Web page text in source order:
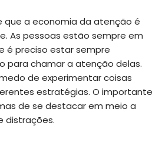
que a economia da atenção é
As pessoas estão sempre em
é preciso estar sempre
para chamar a atenção delas.
de experimentar coisas
estratégias. O importante
de se destacar em meio a
distrações.